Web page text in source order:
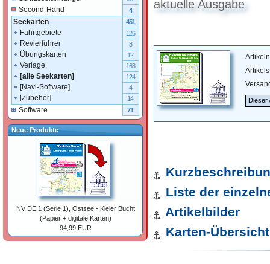
aktuelle Ausgabe
Dieser
Liste der
Artikelbilder
Karten-Übersicht
Second-Hand 4
Seekarten 451
Fahrtgebiete 126
Revierführer 8
Übungskarten 12
Verlage 163
[alle Seekarten] 124
[Navi-Software] 4
[Zubehör] 14
Software 71
Neue Produkte
NV DE 1 (Serie 1), Ostsee - Kieler Bucht
(Papier + digitale Karten)
94,99 EUR